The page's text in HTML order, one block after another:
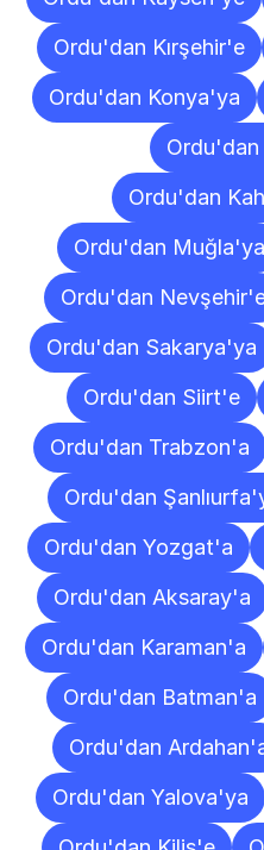
Ordu'dan Kırşehir'e
Ordu'dan Konya'ya
Ordu'dan
Ordu'dan Muğla'ya
Ordu'dan
Ordu'dan Sakarya'ya
Ordu'dan Siirt'e
Ordu'dan Trabzon'a
Ordu'dan
Ordu'dan Yozgat'a
Ordu'dan Aksaray'a
Ordu'dan Karaman'a
Ordu'dan Batman'a
Ordu'dan
Ordu'dan Yalova'ya